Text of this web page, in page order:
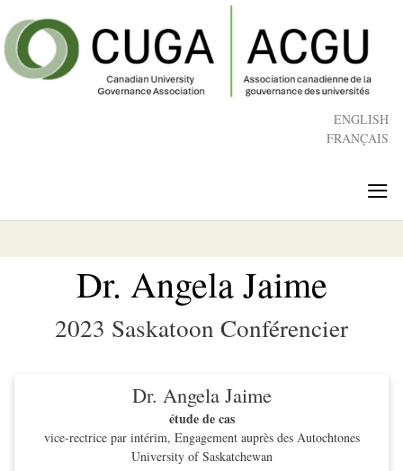
to
main
content
ENGLISH
FRANÇAIS
≡
Dr. Angela Jaime
2023 Saskatoon Conférencier
Dr. Angela Jaime
étude de cas
vice-rectrice par intérim, Engagement auprès des Autochtones
University of Saskatchewan